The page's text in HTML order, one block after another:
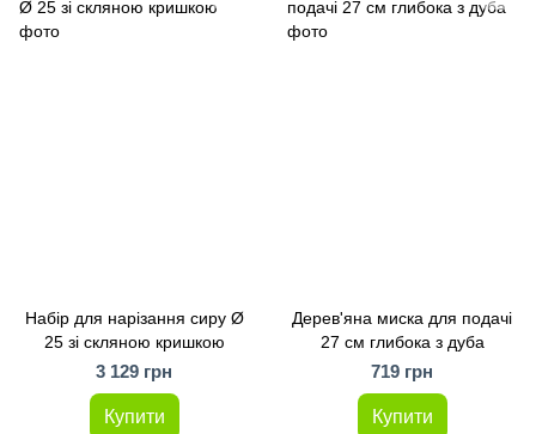
Набір для нарізання сиру Ø
25 зі скляною кришкою
3 129 грн
Купити
Дерев'яна миска для подачі
27 см глибока з дуба
719 грн
Купити